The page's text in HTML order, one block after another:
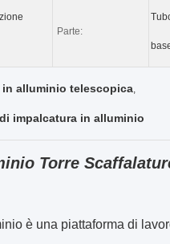
Parte:
in alluminio telescopica,
impalcatura in alluminio
Torre
è una piattaforma di